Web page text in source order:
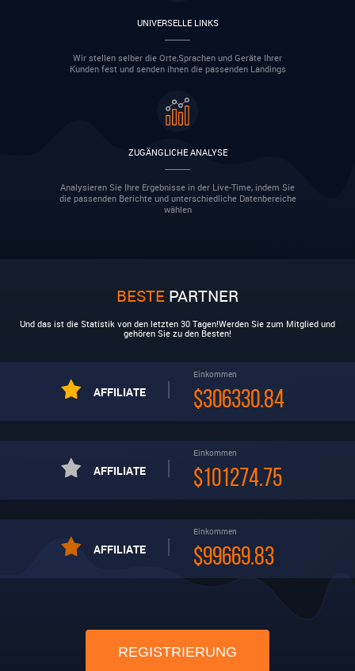
UNIVERSELLE LINKS
Wir stellen selber die Orte,Sprachen und Geräte Ihrer
Kunden fest und senden ihnen die passenden Landings
ZUGÄNGLICHE ANALYSE
Analysieren Sie Ihre Ergebnisse in der Live-Time, indem Sie
die passenden Berichte und unterschiedliche Datenbereiche
wählen
BESTE PARTNER
Und das ist die Statistik von den letzten 30 Tagen!Werden Sie zum Mitglied und
gehören Sie zu den Besten!
AFFILIATE
Einkommen
$306330.84
AFFILIATE
Einkommen
$101274.75
AFFILIATE
Einkommen
$99669.83
REGISTRIERUNG